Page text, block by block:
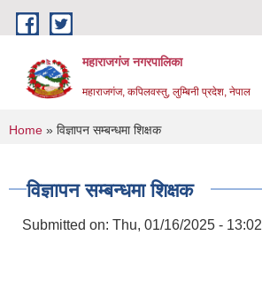
Skip to main content
महाराजगंज नगरपालिका
महाराजगंज, कपिलवस्तु, लुम्बिनी प्रदेश, नेपाल
You are here
Home » विज्ञापन सम्बन्धमा शिक्षक
विज्ञापन सम्बन्धमा शिक्षक
Submitted on: Thu, 01/16/2025 - 13:02